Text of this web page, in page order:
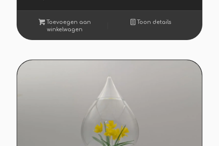
Toevoegen aan
winkelwagen
Toon details